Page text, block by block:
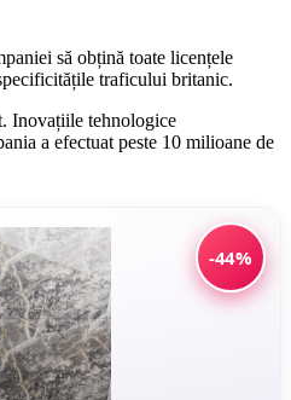
să obțină toate licențele
traficului britanic.
Inovațiile tehnologice
a efectuat peste 10 milioane de
-44%